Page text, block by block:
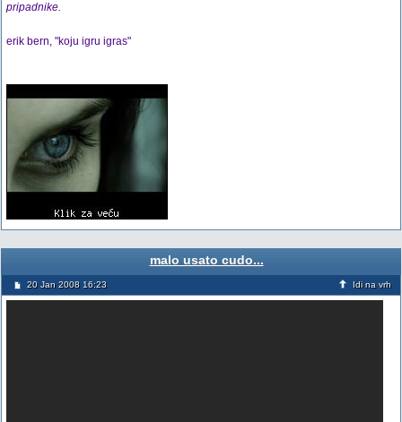
pripadnike.
erik bern, "koju igru igras"
malo usato cudo...
20 Jan 2008 16:23 Idi na vrh